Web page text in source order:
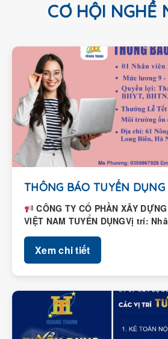
CƠ HỘI NGHỀ
THÔNG BÁO TUYỂN DỤNG
CÔNG TY CỔ PHẦN XÂY
VIỆT NAM TUYỂN DỤNGVị trí:
chính – Nhân...
Xem chi tiết